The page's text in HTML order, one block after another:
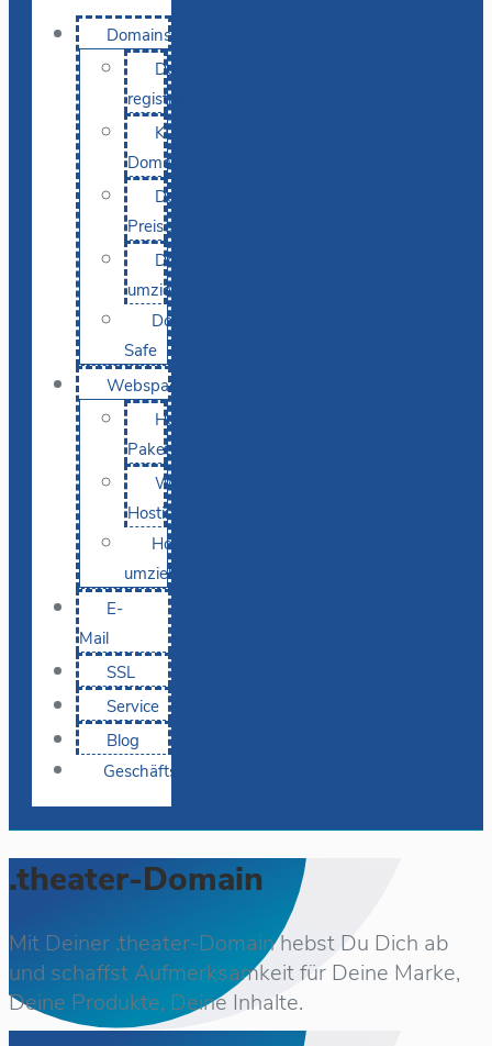
Domains
Domain
registrieren
KI-
Domainsuche
Domain-
Preise
Domain
umziehen
Domain-
Safe
Webspace
Hosting-
Pakete
WordPress
Hosting
Hosting
umziehen
E-
Mail
SSL
Service
Blog
Geschäftskunden
.theater-Domain
Mit Deiner .theater-Domain hebst Du Dich ab
und schaffst Aufmerksamkeit für Deine Marke,
Deine Produkte, Deine Inhalte.